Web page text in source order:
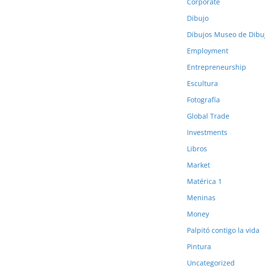
Dibujo
Dibujos Museo de
Employment
Entrepreneurship
Escultura
Fotografía
Global Trade
Investments
Libros
Market
Matérica 1
Meninas
Money
Palpitó contigo la vida
Pintura
Uncategorized